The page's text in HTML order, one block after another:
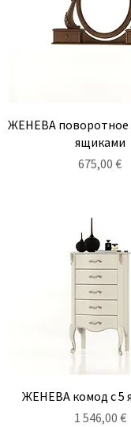
Быстрый
ЖЕНЕВА поворотное
ящиками
Цена
675,00 €
Быстрый
ЖЕНЕВА комод с 5
Цена
1 546,00 €